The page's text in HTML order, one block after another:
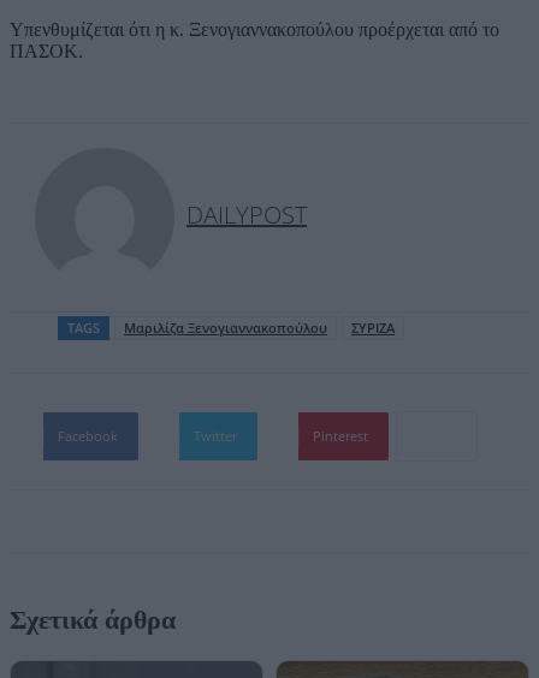
Υπενθυμίζεται ότι η κ. Ξενογιαννακοπούλου προέρχεται από το
ΠΑΣΟΚ.
DAILYPOST
TAGS Μαριλίζα Ξενογιαννακοπούλου ΣΥΡΙΖΑ
Facebook Twitter Pinterest
Σχετικά άρθρα